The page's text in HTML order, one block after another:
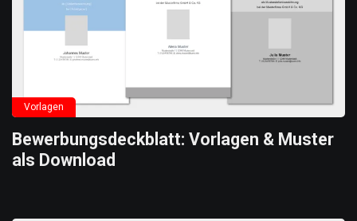
Vorlagen
Bewerbungsdeckblatt: Vorlagen & Muster
als Download